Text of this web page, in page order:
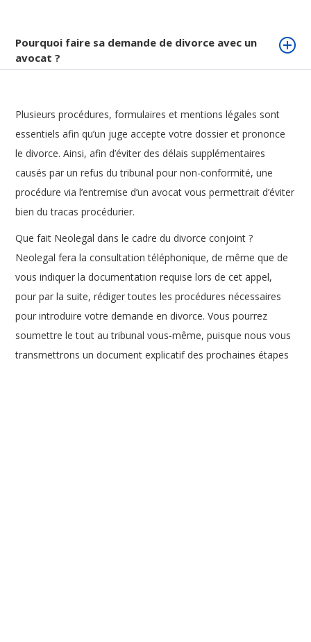
Pourquoi faire sa demande de divorce avec un
avocat ?
Plusieurs procédures, formulaires et mentions légales sont
essentiels afin qu’un juge accepte votre dossier et prononce
le divorce. Ainsi, afin d’éviter des délais supplémentaires
causés par un refus du tribunal pour non-conformité, une
procédure via l’entremise d’un avocat vous permettrait d’éviter
bien du tracas procédurier.
Que fait Neolegal dans le cadre du divorce conjoint ?
Neolegal fera la consultation téléphonique, de même que de
vous indiquer la documentation requise lors de cet appel,
pour par la suite, rédiger toutes les procédures nécessaires
pour introduire votre demande en divorce. Vous pourrez
soumettre le tout au tribunal vous-même, puisque nous vous
transmettrons un document explicatif des prochaines étapes